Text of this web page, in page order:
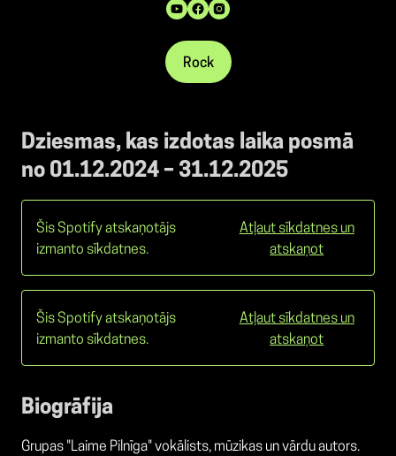
Rock
Dziesmas, kas izdotas laika posmā
no 01.12.2024 – 31.12.2025
Šis Spotify atskaņotājs
izmanto sīkdatnes.
Atļaut sīkdatnes un
atskaņot
Šis Spotify atskaņotājs
izmanto sīkdatnes.
Atļaut sīkdatnes un
atskaņot
Biogrāfija
Grupas "Laime Pilnīga" vokālists, mūzikas un vārdu autors.